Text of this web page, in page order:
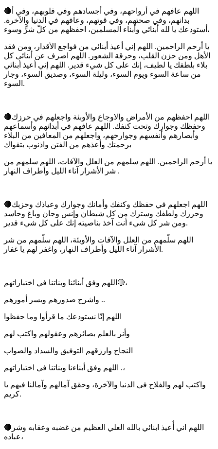
🔴اللهم عافهم في أرواحهم، وفي أجسادهم وفي قلوبهم، وفي أ
بدانهم، وفي صحتهم، وفي قوتهم، وعافهم في الدنيا والآخرة.
أستودعك يا لله أبنائي وأبناء المسلمين، احفظهم من كلّ شرٍّ وسوء،
يا أرحم الراحمين. اللهم إني أعيذ أبنائي من فواجع الأقدار، ومن فقد
الأهل ومن حزن القلب، وحرقة الشعور. اللهم اصرف عن أبنائي كل
بلاء بلطفك يا لطيف، إنك على كل شيء قدير. اللهم إني أعيذ أبنائي
من ساعة السوء ويوم السوء، وليلة السوء، وصديق السوء، وجار
السوء.
🔴اللهم احفظهم من الأمراض والاوجاع والأوبئة واجعلهم في حرزك
وحفظك وجوارك وتحت كنفك. اللهم عافهم في أبدانهم وأسماعهم
وأبصارهم وأنفسهم وجوارحهم، واجعلهم من المعافين من البلاء
برحمتك وأعذهم من الفتن واذنوب بتقواك
يا أرحم الراحمين. اللهم سلمهم من العلل والآفات، اللهم سلمهم من
شر الأشرار آناء الليل وأطراف النهار .
🔴اللهم اجعلهم في حفظك وكنفك وأمانك وجوارك وعياذك وحزبك
وحرزك ولطفك وسترك من كل شيطان وإنس وجان وباغ وحاسد
ومن شر كل شيء أنت آخذ بناصيته إنك على كل شيء قدير.
اللهم سلّمهم من العلل والآفات والأوبئة، اللهم سلّمهم من شر
الأشرار آناء الليل وأطراف النهار، واغفر لهم يا غفار.
‏🔴اللهم وفق أبنائنا وبناتنا في اختباراتهم،
واشرح صدورهم ويسر أمورهم ..
‏اللهم إنّا نستودعك ما قرأوا وما حفظوا
وأنر بالعلم بصائرهم وعقولهم واكتب لهم
النجاح وارزقهم التوفيق والسداد والصواب
‏. اللهم وفق أبناءنا وبناتنا في اختباراتهم،
واكتب لهم والفلاح في الدنيا والآخرة، وحقق آمالهم وآمالنا فيهم يا
كريم.
🔴اللهم اني أُعيذ ابنائي بالله العلي العظيم من غضبه وعقابه وشر
عباده،